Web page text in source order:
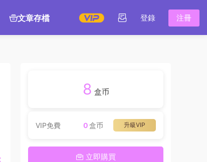
文章存檔 登錄 注冊
8 盒币
VIP免費 升級VIP
0盒币
立即購買